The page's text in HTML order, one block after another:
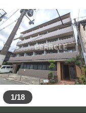
1/18